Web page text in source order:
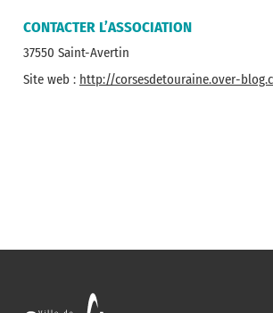
CONTACTER L’ASSOCIATION
37550 Saint-Avertin
Site web : http://corsesdetouraine.over-